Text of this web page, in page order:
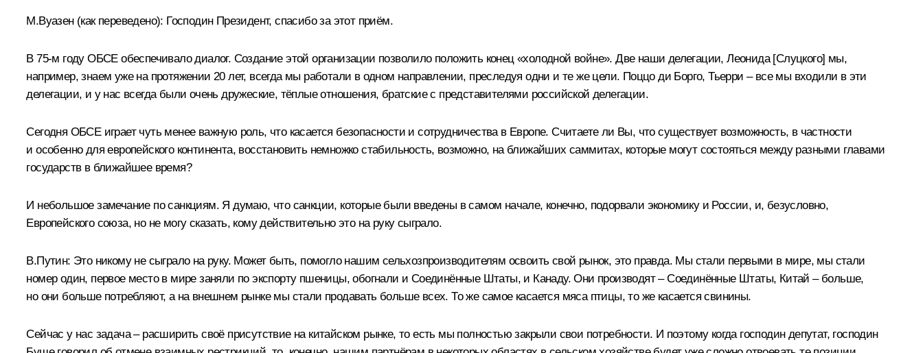
М.Вуазен (как переведено): Господин Президент, спасибо за этот приём.
В 75‑м году ОБСЕ обеспечивало диалог. Создание этой организации позволило положить конец «холодной войне». Две наши делегации, Леонида [Слуцкого] мы,
например, знаем уже на протяжении 20 лет, всегда мы работали в одном направлении, преследуя одни и те же цели. Поццо ди Борго, Тьерри – все мы входили в эти
делегации, и у нас всегда были очень дружеские, тёплые отношения, братские с представителями российской делегации.
Сегодня ОБСЕ играет чуть менее важную роль, что касается безопасности и сотрудничества в Европе. Считаете ли Вы, что существует возможность, в частности
и особенно для европейского континента, восстановить немножко стабильность, возможно, на ближайших саммитах, которые могут состояться между разными главами
государств в ближайшее время?
И небольшое замечание по санкциям. Я думаю, что санкции, которые были введены в самом начале, конечно, подорвали экономику и России, и, безусловно,
Европейского союза, но не могу сказать, кому действительно это на руку сыграло.
В.Путин: Это никому не сыграло на руку. Может быть, помогло нашим сельхозпроизводителям освоить свой рынок, это правда. Мы стали первыми в мире, мы стали
номер один, первое место в мире заняли по экспорту пшеницы, обогнали и Соединённые Штаты, и Канаду. Они производят – Соединённые Штаты, Китай – больше,
но они больше потребляют, а на внешнем рынке мы стали продавать больше всех. То же самое касается мяса птицы, то же касается свинины.
Сейчас у нас задача – расширить своё присутствие на китайском рынке, то есть мы полностью закрыли свои потребности. И поэтому когда господин депутат, господин